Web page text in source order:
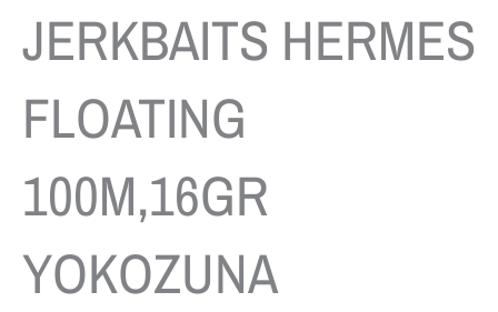
JERKBAITS HERMES
FLOATING
100M,16GR
YOKOZUNA